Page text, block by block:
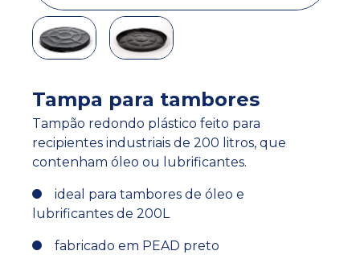
Tampa para tambores
Tampão redondo plástico feito para
recipientes industriais de 200 litros, que
contenham óleo ou lubrificantes.
ideal para tambores de óleo e
lubrificantes de 200L
fabricado em PEAD preto